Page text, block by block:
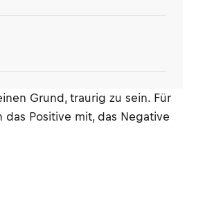
Grund, traurig zu sein. Für
Positive mit, das Negative